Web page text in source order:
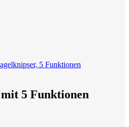
5 Funktionen